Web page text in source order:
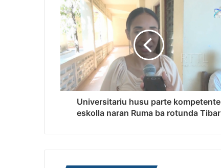
Universitariu husu parte kompetente
eskolla naran Ruma ba rotunda Tibar